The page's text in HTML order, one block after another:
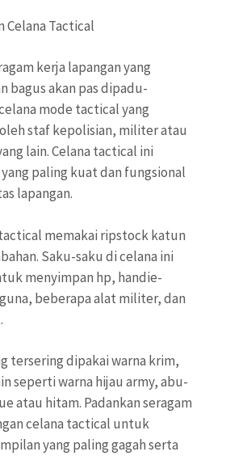
Celana Tactical
kerja lapangan yang
bagus akan pas dipadu-
mode tactical yang
staf kepolisian, militer atau
lain. Celana tactical ini
paling kuat dan fungsional
lapangan.
memakai ripstock katun
Saku-saku di celana ini
menyimpan hp, handie-
beberapa alat militer, dan
tersering dipakai warna krim,
seperti warna hijau army, abu-
atau hitam. Padankan seragam
celana tactical untuk
yang paling gagah serta